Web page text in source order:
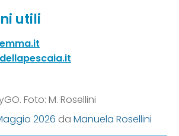
utili
Foto: M. Rosellini
2026 da Manuela Rosellini